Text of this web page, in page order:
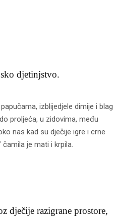
djetinjstvo.
izblijedjele dimije i blag
proljeća, u zidovima, među
nas kad su dječije igre i crne
je mati i krpila.
dječije razigrane prostore,